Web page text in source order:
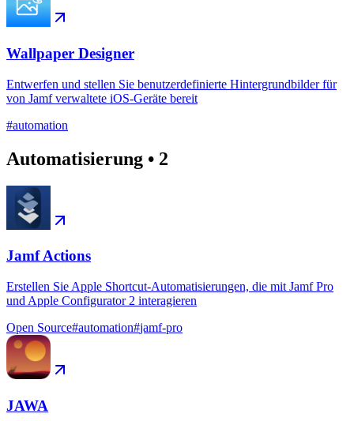
Wallpaper Designer
Entwerfen und stellen Sie benutzerdefinierte Hintergrundbilder für
von Jamf verwaltete iOS-Geräte bereit
#automation
Automatisierung • 2
Jamf Actions
Erstellen Sie Apple Shortcut-Automatisierungen, die mit Jamf Pro
und Apple Configurator 2 interagieren
Open Source#automation#jamf-pro
JAWA